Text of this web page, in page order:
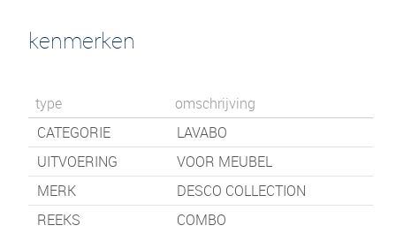
kenmerken
type
omschrijving
CATEGORIE
LAVABO
UITVOERING
VOOR MEUBEL
MERK
DESCO COLLECTION
REEKS
COMBO